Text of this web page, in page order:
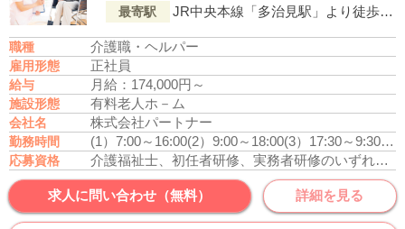
最寄駅 JR中央本線「多治見駅」より徒歩18分
職種 介護職・ヘルパー
雇用形態 正社員
給与 月給：174,000円～
施設形態 有料老人ホ－ム
会社名 株式会社パートナー
勤務時間 (1）7:00～16:00(2）9:00～18:00(3）17:30～9:30休
応募資格 介護福祉士、初任者研修、実務者研修のいずれかの資格をお持ちの方
求人に問い合わせ（無料） 詳細を見る